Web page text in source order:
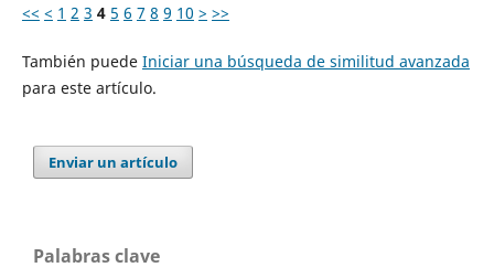
<< < 1 2 3 4 5 6 7 8 9 10 > >>
También puede Iniciar una búsqueda de similitud avanzada
para este artículo.
Enviar un artículo
Palabras clave